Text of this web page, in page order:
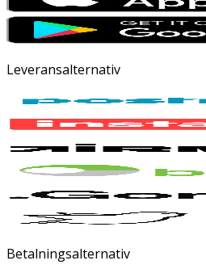
Leveransalternativ
Betalningsalternativ